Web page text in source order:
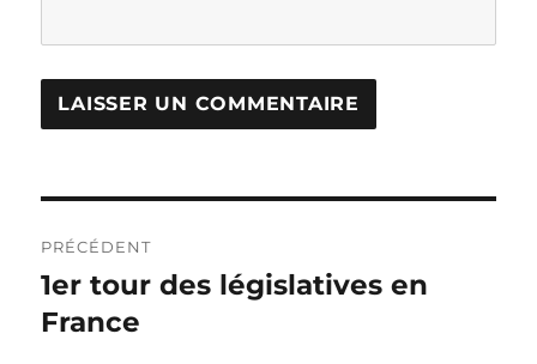
de
l’article
PRÉCÉDENT
Publication
précédente :
1er tour des législatives en
France